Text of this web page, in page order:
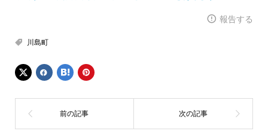
報告する
川島町